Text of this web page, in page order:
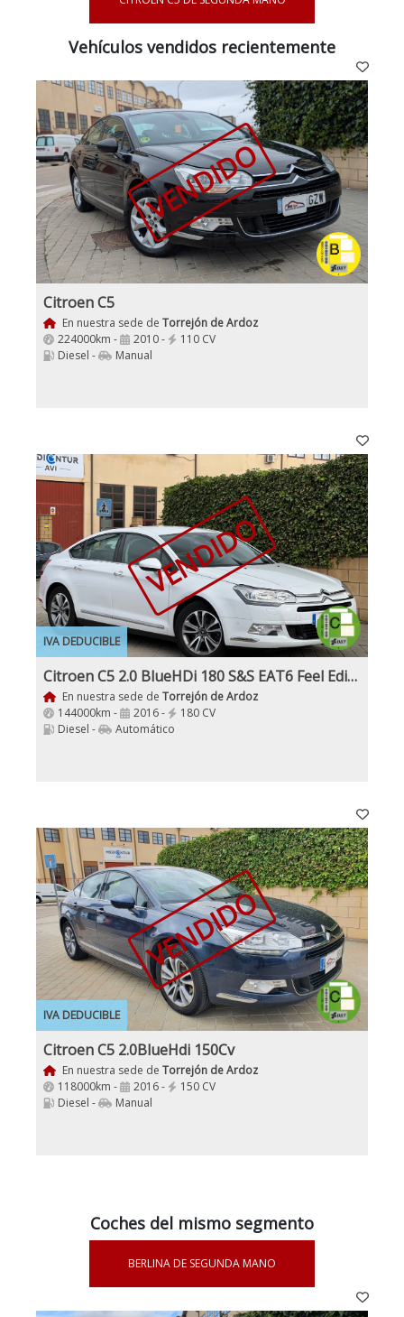
Vehículos vendidos recientemente
VENDIDO
Citroen C5
En nuestra sede de Torrejón de Ardoz
224000km -
2010 -
110 CV
Diesel -
Manual
IVA DEDUCIBLE
VENDIDO
Citroen C5 2.0 BlueHDi 180 S&S EAT6 Feel Edition
En nuestra sede de Torrejón de Ardoz
144000km -
2016 -
180 CV
Diesel -
Automático
IVA DEDUCIBLE
VENDIDO
Citroen C5 2.0BlueHdi 150Cv
En nuestra sede de Torrejón de Ardoz
118000km -
2016 -
150 CV
Diesel -
Manual
Coches del mismo segmento
BERLINA DE SEGUNDA MANO